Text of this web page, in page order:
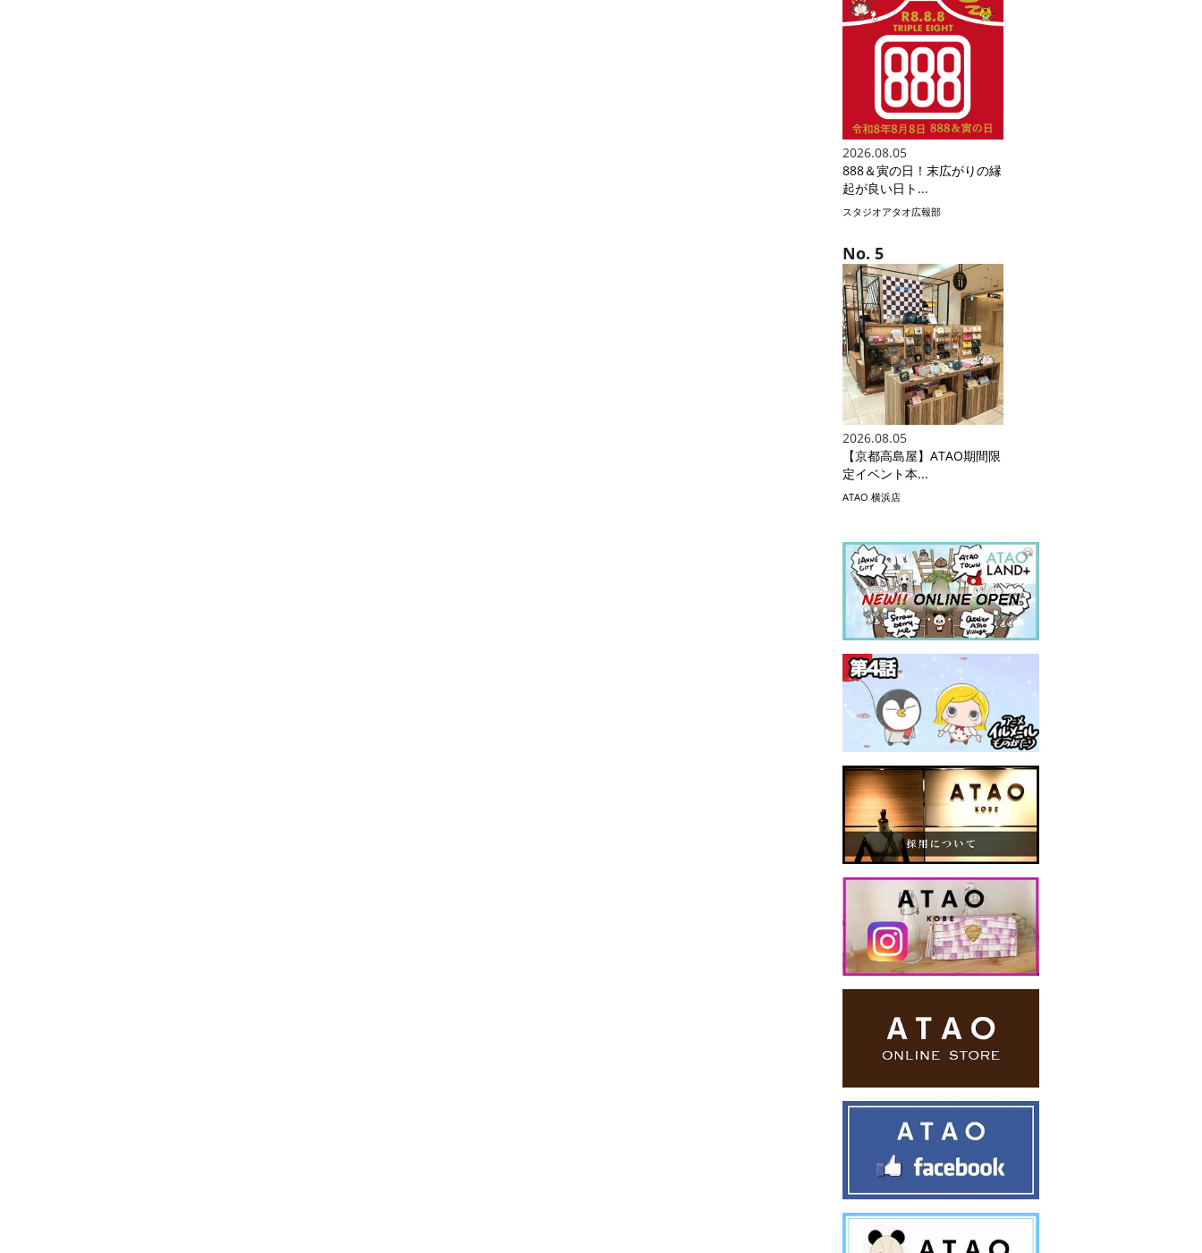
2026.08.05
888＆寅の日！末広がりの縁
起が良い日ト...
スタジオアタオ広報部
2026.08.05
【京都高島屋】ATAO期間限
定イベント本...
ATAO 横浜店